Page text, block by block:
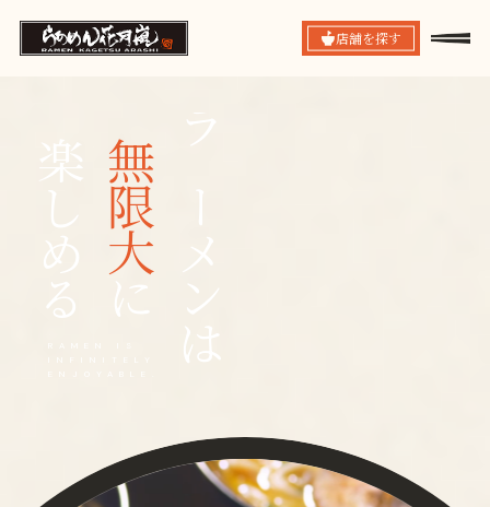
店舗を探す
ラーメンは
無限大
に
楽しめる